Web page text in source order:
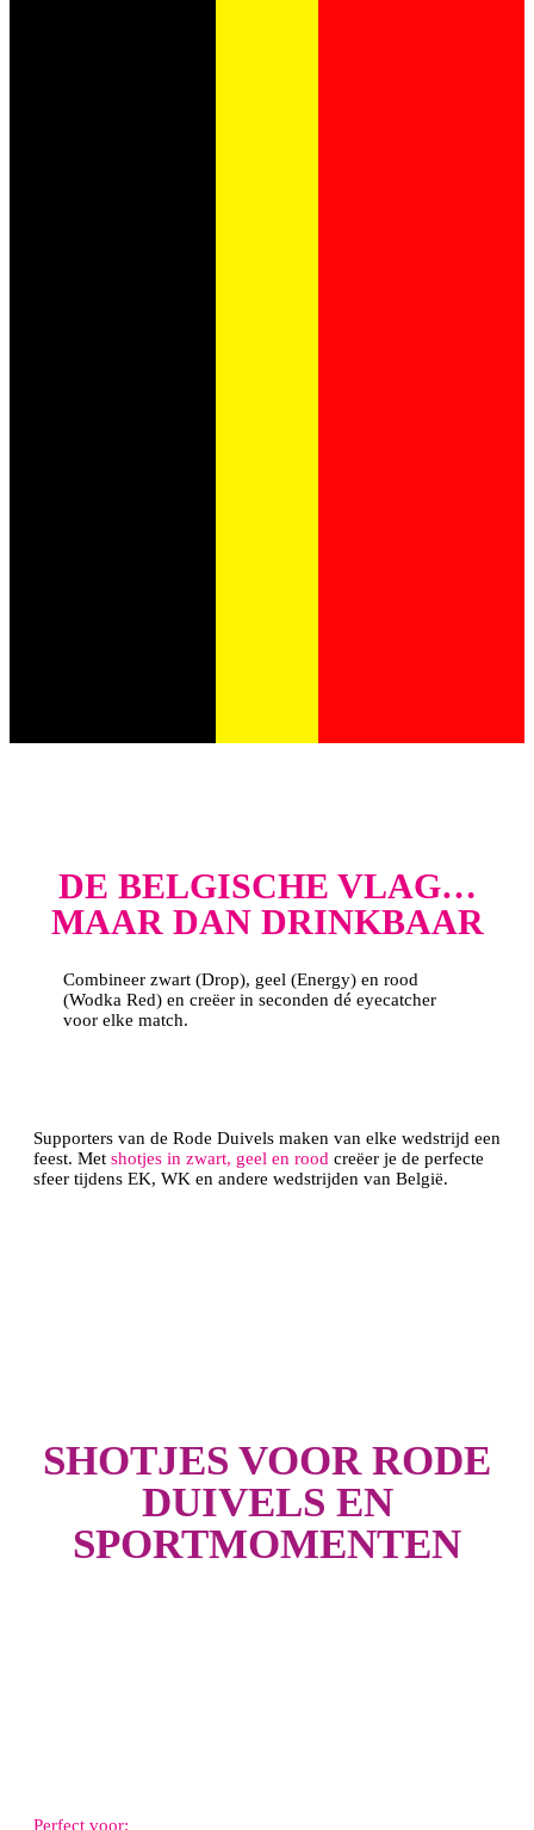
DE BELGISCHE VLAG…
MAAR DAN DRINKBAAR
Combineer zwart (Drop), geel (Energy) en rood
(Wodka Red) en creëer in seconden dé eyecatcher
voor elke match.
Supporters van de Rode Duivels maken van elke wedstrijd een
feest. Met shotjes in zwart, geel en rood creëer je de perfecte
sfeer tijdens EK, WK en andere wedstrijden van België.
SHOTJES VOOR RODE
DUIVELS EN
SPORTMOMENTEN
Perfect voor: